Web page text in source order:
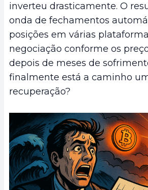
inverteu drasticamente. O
onda de fechamentos
posições em várias
negociação conforme os
depois de meses de
finalmente está a caminho
recuperação?